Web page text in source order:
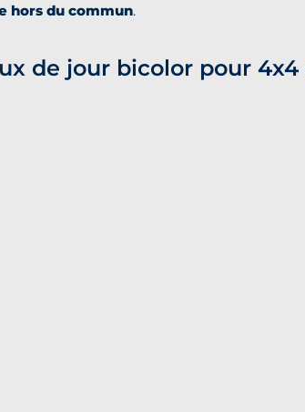
hors du commun.
de jour bicolor pour